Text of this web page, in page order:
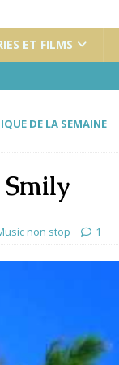
ET FILMS
DE LA SEMAINE
non stop 1